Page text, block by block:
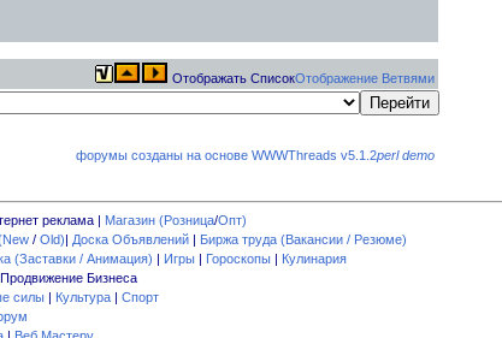
Отображать СписокОтображение Ветвями
форумы созданы на основе WWWThreads v5.1.2perl demo
реклама | Магазин (Розница/Опт)
/ Old)| Доска Объявлений | Биржа труда (Вакансии / Резюме)
(Заставки / Анимация) | Игры | Гороскопы | Кулинария
Бизнеса
силы | Культура | Спорт